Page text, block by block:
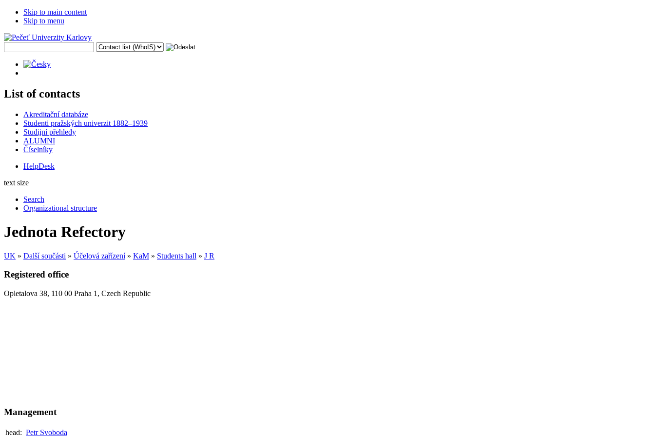
Skip to main content
Skip to menu
List of contacts
Akreditační databáze
Studenti pražských univerzit 1882–1939
Studijní přehledy
ALUMNI
Číselníky
HelpDesk
text size
Search
Organizational structure
Jednota Refectory
UK » Další součásti » Účelová zařízení» KaM » Students hall » J R
Registered office
Opletalova 38, 110 00 Praha 1 , Czech Republic
Management
head: Petr Svoboda